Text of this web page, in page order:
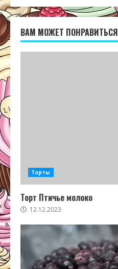
ВАМ МОЖЕТ ПОНРАВИТЬСЯ
Торты
Торт Птичье молоко
12.12.2023